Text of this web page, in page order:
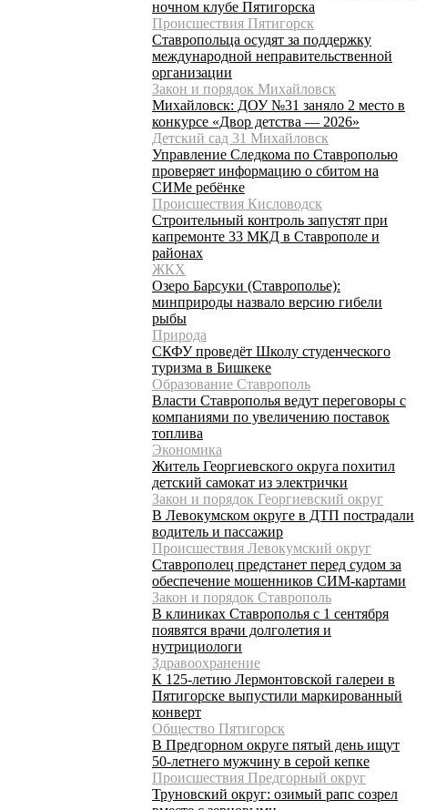
ночном клубе Пятигорска
Происшествия Пятигорск
Ставропольца осудят за поддержку
международной неправительственной
организации
Закон и порядок Михайловск
Михайловск: ДОУ №31 заняло 2 место в
конкурсе «Двор детства — 2026»
Детский сад 31 Михайловск
Управление Следкома по Ставрополью
проверяет информацию о сбитом на
СИМе ребёнке
Происшествия Кисловодск
Строительный контроль запустят при
капремонте 33 МКД в Ставрополе и
районах
ЖКХ
Озеро Барсуки (Ставрополье):
минприроды назвало версию гибели
рыбы
Природа
СКФУ проведёт Школу студенческого
туризма в Бишкеке
Образование Ставрополь
Власти Ставрополья ведут переговоры с
компаниями по увеличению поставок
топлива
Экономика
Житель Георгиевского округа похитил
детский самокат из электрички
Закон и порядок Георгиевский округ
В Левокумском округе в ДТП пострадали
водитель и пассажир
Происшествия Левокумский округ
Ставрополец предстанет перед судом за
обеспечение мошенников СИМ-картами
Закон и порядок Ставрополь
В клиниках Ставрополья с 1 сентября
появятся врачи долголетия и
нутрициологи
Здравоохранение
К 125-летию Лермонтовской галереи в
Пятигорске выпустили маркированный
конверт
Общество Пятигорск
В Предгорном округе пятый день ищут
50-летнего мужчину в серой кепке
Происшествия Предгорный округ
Труновский округ: озимый рапс созрел